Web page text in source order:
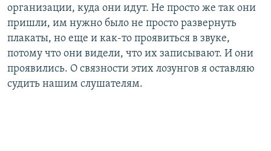
организации, куда они идут. Не просто же так они
пришли, им нужно было не просто развернуть
плакаты, но еще и как-то проявиться в звуке,
потому что они видели, что их записывают. И они
проявились. О связности этих лозунгов я оставляю
судить нашим слушателям.